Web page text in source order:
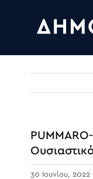
30 Ιουνίου, 2022